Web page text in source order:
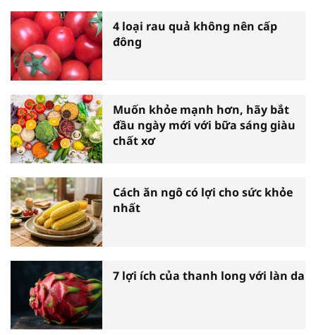
4 loại rau quả không nên cấp
đông
Muốn khỏe mạnh hơn, hãy bắt
đầu ngày mới với bữa sáng giàu
chất xơ
Cách ăn ngô có lợi cho sức khỏe
nhất
7 lợi ích của thanh long với làn da